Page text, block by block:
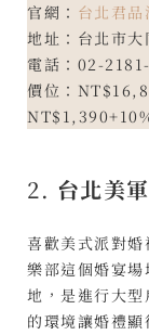
官網： 台北君品
地址：台北市
電話：02-
價位：
2. 台北美
喜歡美式派對
樂部這個婚宴
地，是進行大
的環境讓婚禮